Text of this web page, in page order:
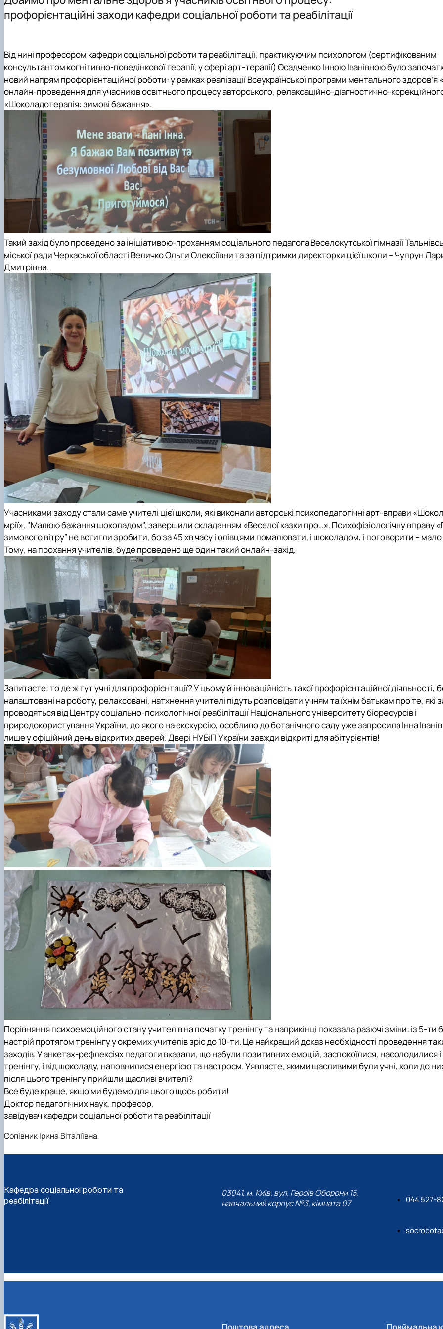
Опитування
Цифрова бібліотека
Роботодавці
Спеціальності аспірантури
Як стати студентом?
Підготовчі курси до НМТ
Підготовчі курси до ЄВІ
Правила прийому 2026
Контактні дані
Другий (магістерський) рівень вищої освіти І10
Обговорення ОПП "Соціальна робота" 2026
ОПП "Соціальна робота" бакалавр 2026
Практичне навчання
На допомогу здобувачам вищої освіти
Неформальна освіта
Наукові гуртки
Наукове стажування
профорієнтаційні заходи кафедри соціальної роботи та реабілітації
Від нині професором кафедри соціальної роботи та реабілітації, практикуючим психологом (сертифікованим
консультантом когнітивно-поведінкової терапії, у сфері арт-терапії) Осадченко Інною Іванівною було
новий напрям профорієнтаційної роботи: урамках реалізації Всеукраїнської програми ментального здоров’я
онлайн-проведення для учасників освітнього процесу авторського, релаксаційно-діагностично-
«Шоколадотерапія: зимові бажання».
Такий захід було проведено за ініціативою-проханнямсоціального педагога Веселокутської гімназії
міської ради Черкаської області Величко Ольги Олексіївни та за підтримки директорки цієї школи – Чупрун
Дмитрівни.
Учасниками заходу стали саме учителі цієї школи, які виконали авторські психопедагогічні арт-вправи
мрії», "Малюю бажання шоколадом", завершили складанням «Веселої казки про…». Психофізіологічну вправу
зимового вітру” не встигли зробити, бо за 45 хв часу і олівцями помалювати, і шоколадом, і поговорити – мало
Тому, на прохання учителів, буде проведено ще один такий онлайн-захід.
Запитаєте: то де ж тут учні для профорієнтації? У цьому й інноваційність такої профорієнтаційної діяльності,
налаштовані на роботу, релаксовані, натхнення учителі підуть розповідати учням та їхнім батькам про те, які
проводяться від Центру соціально-психологічної реабілітації Національного університету біоресурсів і
природокористування України, до якого на екскурсію, особливо до ботанічного саду уже запросила Інна
лише у офіційний день відкритих дверей. Двері НУБіП України завжди відкриті для абітурієнтів!
Порівняння психоемоційного стану учителів на початку тренінгу та наприкінці показала разючі зміни: із 5-ти
настрій протягом тренінгу у окремих учителів зріс до 10-ти. Це найкращий доказ необхідності проведення
заходів. У анкетах-рефлексіях педагоги вказали, що набули позитивних емоцій, заспокоїлися, насолодилися і
тренінгу, і від шоколаду, наповнилися енергією та настроєм. Уявляєте, якими щасливими були учні, коли до
після цього тренінгу прийшли щасливі вчителі?
Все буде краще, якщо ми будемо для цього щось робити!
Доктор педагогічних наук, професор,
завідувач кафедри соціальної роботи та реабілітації
Сопівник Ірина Віталіївна
Кафедра соціальної роботи та
реабілітації
03041, м. Київ, вул. Героїв Оборони 15,
навчальний корпус №3, кімната 07
044 527-